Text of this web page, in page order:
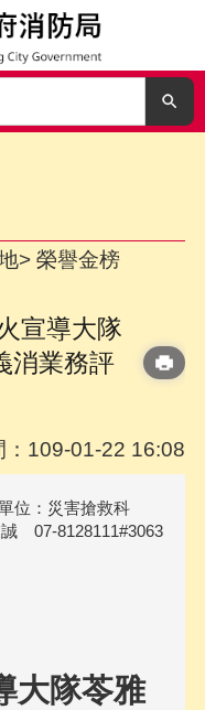
搜
尋
榮譽金榜
宣導大隊
消業務評
：109-01-22 16:08
位：災害搶救科
07-8128111#3063
隊苓雅